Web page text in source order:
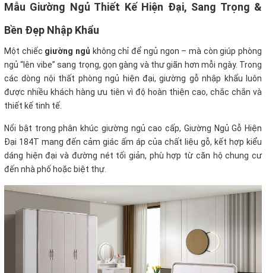
Mẫu Giường Ngủ Thiết Kế Hiện Đại, Sang Trọng &
Bền Đẹp Nhập Khẩu
Một chiếc giường ngủ không chỉ để ngủ ngon – mà còn giúp phòng
ngủ “lên vibe” sang trọng, gọn gàng và thư giãn hơn mỗi ngày. Trong
các dòng nội thất phòng ngủ hiện đại, giường gỗ nhập khẩu luôn
được nhiều khách hàng ưu tiên vì độ hoàn thiện cao, chắc chắn và
thiết kế tinh tế.
Nổi bật trong phân khúc giường ngủ cao cấp, Giường Ngủ Gỗ Hiện
Đại 184T mang đến cảm giác ấm áp của chất liệu gỗ, kết hợp kiểu
dáng hiện đại và đường nét tối giản, phù hợp từ căn hộ chung cư
đến nhà phố hoặc biệt thự.